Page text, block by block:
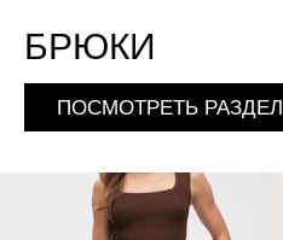
БРЮКИ
ПОСМОТРЕТЬ РАЗДЕЛ